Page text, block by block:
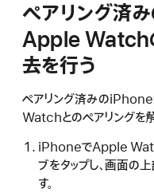
ペアリング済
Apple Watch
去を行う
ペアリング済みの
Watchとのペアリングを
iPhoneでApple Watch
ブをタップし、画面の
す。